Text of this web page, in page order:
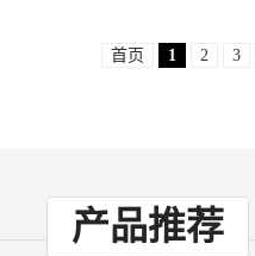
首页 1 2 3
产品推荐